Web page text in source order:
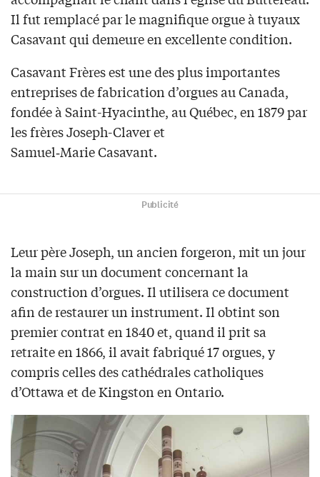
Il fut remplacé par le magnifique orgue à tuyaux
Casavant qui demeure en excellente condition.
Casavant Frères est une des plus importantes
entreprises de fabrication d’orgues au Canada,
fondée à Saint-Hyacinthe, au Québec, en 1879 par
les frères Joseph-Claver et
Samuel‑Marie Casavant.
Publicité
Leur père Joseph, un ancien forgeron, mit un jour
la main sur un document concernant la
construction d’orgues. Il utilisera ce document
afin de restaurer un instrument. Il obtint son
premier contrat en 1840 et, quand il prit sa
retraite en 1866, il avait fabriqué 17 orgues, y
compris celles des cathédrales catholiques
d’Ottawa et de Kingston en Ontario.